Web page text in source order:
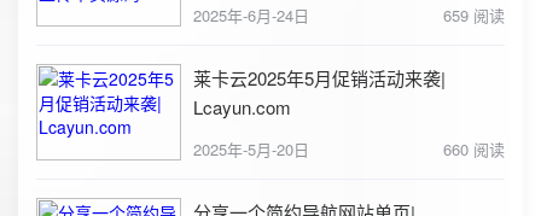
2025年-6月-24日 659 阅读
莱卡云2025年5月促销活动来袭|
Lcayun.com
2025年-5月-20日 660 阅读